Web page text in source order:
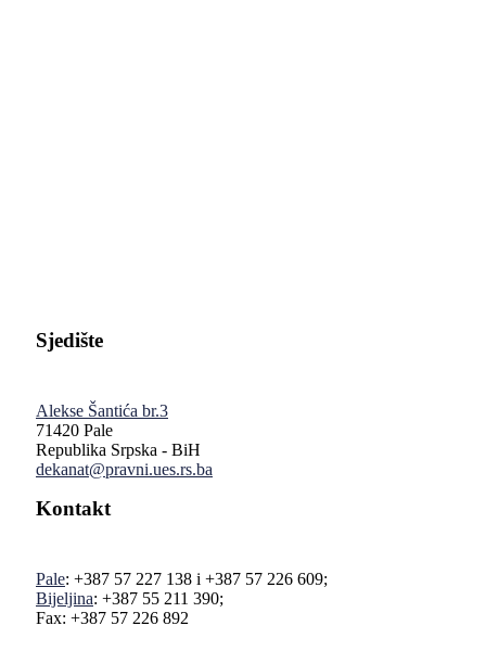
Sjedište
Alekse Šantića br.3
71420 Pale
Republika Srpska - BiH
dekanat@pravni.ues.rs.ba
Kontakt
Pale: +387 57 227 138 i +387 57 226 609;
Bijeljina: +387 55 211 390;
Fax: +387 57 226 892